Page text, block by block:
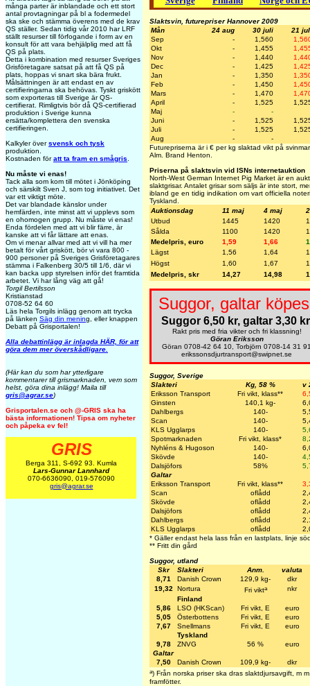
många parter är inblandade och ett stort
antal provtagningar på bl a fodermedel
ska ske och stämma överens med de krav
QS ställer. Sedan tidig vår 2010 har LRF
ställt resurser till förfogande i form av en
konsult för att vara behjälplig med att få
QS på plats.
Detta i kombination med resurser Sveriges
Grisföretagare satsat på att få QS på
plats, hoppas vi snart ska bära frukt.
Målsättningen är att endast en av
certifieringarna ska behövas. Tyskt griskött
som exporteras till Sverige är QS-
certifierat. Rimligtvis bör då QS-certifierad
produktion i Sverige kunna
ersätta/komplettera den svenska
certifieringen.
Kalkyler översvensk och tysk
produktion.
Kostnaden föratt ta fram en smågris
Nu måste vi enas!
Tack alla som kom till mötet i Jönköping
och särskilt Sven J, som tog initiativet. Det
var ett viktigt möte.
Det var blandade känslor under
hemfärden, inte minst att vi upplevs som
en ohomogen grupp. Nu måste vi enas!
Enda fördelen med att vi blir färre, är
kanske att vi får lättare att enas.
Om vi menar allvar med att vi vill ha mer
betalt för vårt griskött, bör vi vara 800 -
900 personer på Sveriges Grisföretagares
stämma i Falkenberg 30/5 till 1/6, där vi
kan backa upp styrelsen inför det framtida
arbetet. Vi har lång väg att gå!
Torgil Bertilsson
Kristianstad
0708-52 64 60
Läs hela Torgils inlägg genom att trycka
på länken Säg din mening, eller knappen
Debatt på Grisportalen!
Alla debattinlägg är inlagda HÄR, för att
göra dem mer överskådligare.
(Här kan du som har ytterligare
kommentarer till grismarknaden, vem som
helst, göra dina inlägg! Maila till
gris@agrar.se)
Grisportalen.se och @-GRIS ska ha
bästa informationen! Tipsa om nyheter
och påpeka ev fel!
GRIS
Berga 311, S-692 93. Kumla
Lars-Gunnar Lannhard
070-6636090, 019-576090
gris@agrar.se
Slaktsvin, futurepriser Hannover 2009
Mån
24 aug 30 juli
21
Sep
- 1,560
Okt
- 1,455
Nov
- 1,440
Dec
- 1,425
Jan
- 1,350
Feb
- 1,450
Mars
- 1,470
April
- 1,525
Maj
-
-
Juni
- 1,525
Juli
- 1,525
Aug
-
-
Futurepriserna är i € per kg slaktad vikt på
Alm. Brand Henton.
Priserna på slaktsvin vid ISNs internetauktion
North-West German Internet Pig Market är en
slaktgrisar. Antalet grisar som säljs är inte stort,
ibland ge en tidig indikation om vart officiella
Tyskland.
Auktionsdag
11 maj 4 maj
Utbud
1445 1420
Sålda
1100 1420
Medelpris, euro
1,59 1,66
Lägst
1,56 1,64
Högst
1,60 1,67
Medelpris, skr
14,27 14,98
Suggor, galtar
Suggor 6,50 kr, galtar 3,30
Rakt pris med fria vikter och fri klassning!
Göran Eriksson
Göran 0708-42 64 10, Torbjörn 0708-14 31
erikssonsdjurtransport@swipnet.se
Suggor, Sverige
Slakteri
Kg, 58 %
v
Eriksson Transport
Fri vikt, klass**
Ginsten
140,1 kg-
Dahlbergs
140-
Scan
140-
KLS Ugglarps
140-
Spotmarknaden
Fri vikt, klass*
Nyhléns & Hugoson
140-
Skövde
140-
Dalsjöfors
58%
Galtar
Eriksson Transport
Fri vikt, klass**
Scan
oflådd
Skövde
oflådd
Dalsjöfors
oflådd
Dahlbergs
oflådd
KLS Ugglarps
oflådd
* Gäller endast hela lass från en lastplats, linje
** Fritt din gård
Suggor, utland
Skr
Slakteri Anm.
valuta
8,71
Danish Crown 129,9 kg-
dkr
19,32 Nortura Fri vikta
nkr
Finland
5,86
LSO (HKScan) Fri vikt, E
euro
5,05
Österbottens Fri vikt, E
euro
7,67
Snellmans Fri vikt, E
euro
Tyskland
9,78
ZNVG 56 %
euro
Galtar
7,50
Danish Crown 109,9 kg- dkr
a) Från norska priser ska dras slaktdjursavgift, m
framfötter.